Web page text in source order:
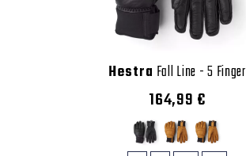
Hestra Fall Line - 5 Finger
164,99 €